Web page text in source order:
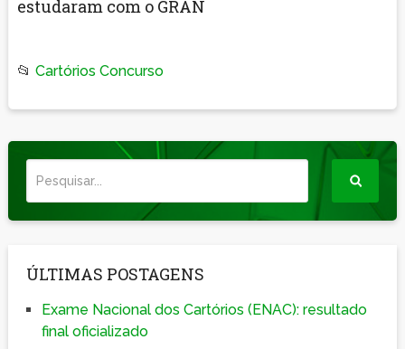
estudaram com o GRAN
📂 Cartórios Concurso
ÚLTIMAS POSTAGENS
Exame Nacional dos Cartórios (ENAC): resultado
final oficializado